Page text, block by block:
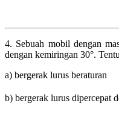
4. Sebuah mobil dengan
dengan kemiringan 30°.
a) bergerak lurus beraturan
b) bergerak lurus dipercepat